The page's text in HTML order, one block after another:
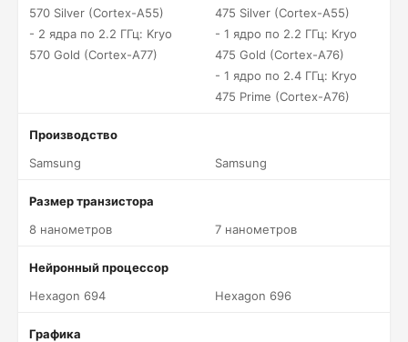
570 Silver (Cortex-A55)
- 2 ядра по 2.2 ГГц: Kryo
570 Gold (Cortex-A77)
475 Silver (Cortex-A55)
- 1 ядро по 2.2 ГГц: Kryo
475 Gold (Cortex-A76)
- 1 ядро по 2.4 ГГц: Kryo
475 Prime (Cortex-A76)
Производство
Samsung
Samsung
Размер транзистора
8 нанометров
7 нанометров
Нейронный процессор
Hexagon 694
Hexagon 696
Графика